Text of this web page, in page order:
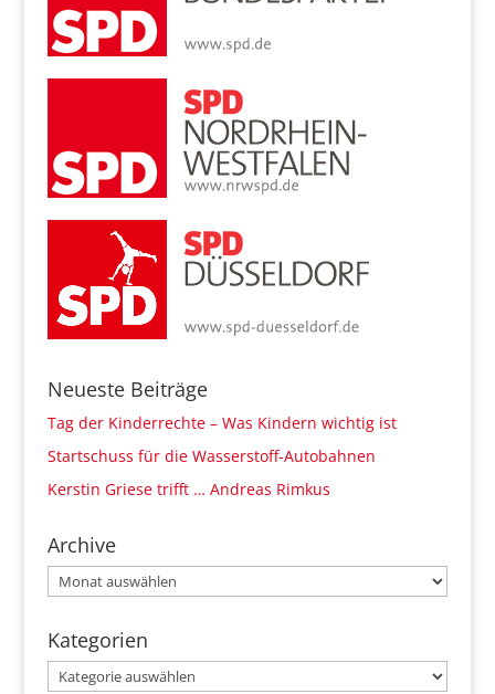
Neueste Beiträge
Tag der Kinderrechte – Was Kindern wichtig ist
Startschuss für die Wasserstoff-Autobahnen
Kerstin Griese trifft … Andreas Rimkus
Archive
Archive
Kategorien
Kategorien